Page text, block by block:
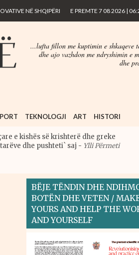
NË SHQIPËRI E PREMTE 7 08 2026 |
...lufta fillon me kuptimin e shkaqeve
dhe ajo vazhdon me ndryshimin e
dhe
TEKNOLOGJI ART HISTORI
e kishës së krishterë dhe greke
dhe pushteti` saj - Ylli Përmeti
BËJE TËNDIN DHE
BOTËN DHE VETEN /
YOURS AND HELP THE
AND YOURSELF